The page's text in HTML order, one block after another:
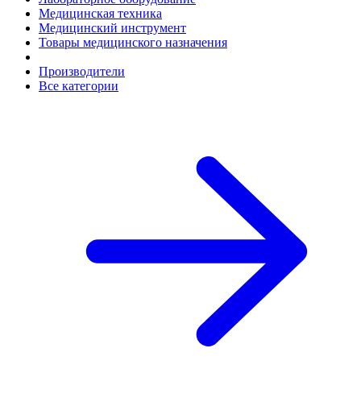
Медицинская техника
Медицинский инструмент
Товары медицинского назначения
Производители
Все категории